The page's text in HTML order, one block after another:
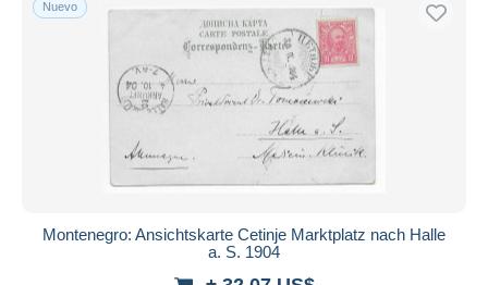
Sólo con descuento
Métodos de pago
PayPal
Transferencia bancaria
Visa
Mastercard
Maestro
Nuevo
Montenegro: Ansichtskarte Cetinje Marktplatz nach Halle
a. S. 1904